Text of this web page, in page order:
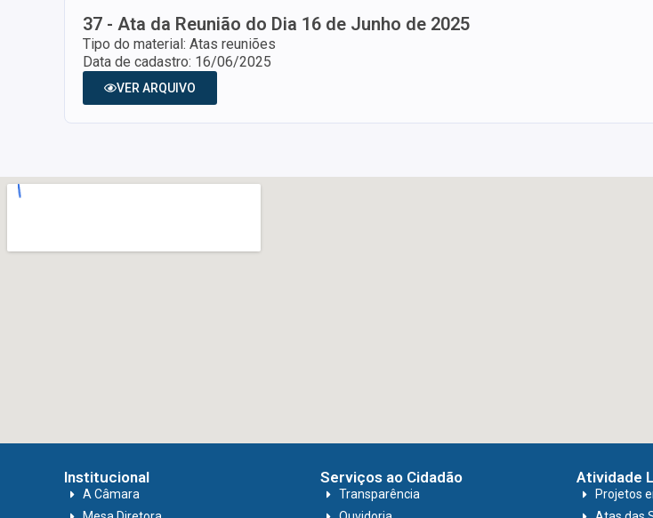
37 - Ata da Reunião do Dia 16 de Junho de 2025
Tipo do material: Atas reuniões
Data de cadastro: 16/06/2025
VER ARQUIVO
Institucional
A Câmara
Serviços ao Cidadão
Transparência
Atividade
Projetos